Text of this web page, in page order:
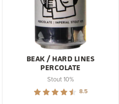
BEAK / HARD LINES
PERCOLATE
Stout 10%
8.5